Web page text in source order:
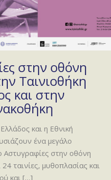
στην οθόνη
Ταινιοθήκη
και στην
και η Εθνική
ένα μεγάλο
Aστυγραφίες στην οθόνη
ταινίες, μυθοπλασίας και
και […]